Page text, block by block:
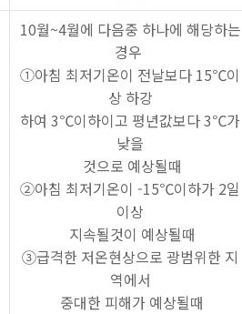
10월~4월에 다음중 하나에 해당하는
경우
①아침 최저기온이 전날보다 15℃이
상 하강
하여 3℃이하이고 평년값보다 3℃가
낮을
것으로 예상될때
②아침 최저기온이 -15℃이하가 2일
이상
지속될것이 예상될때
③급격한 저온현상으로 광범위한 지
역에서
중대한 피해가 예상될때